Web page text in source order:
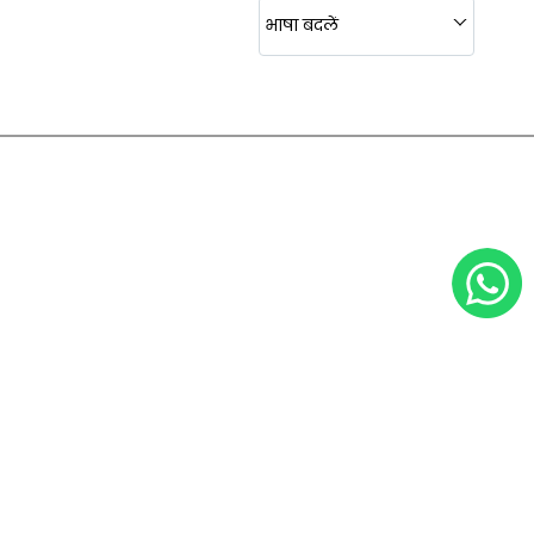
भाषा बदलें